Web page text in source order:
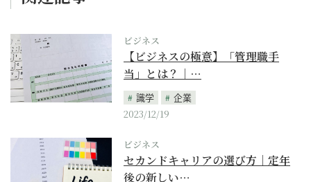
ビジネス
【ビジネスの極意】「管理職手
当」とは？｜…
識学
企業
2023/12/19
ビジネス
セカンドキャリアの選び方｜定年
後の新しい…